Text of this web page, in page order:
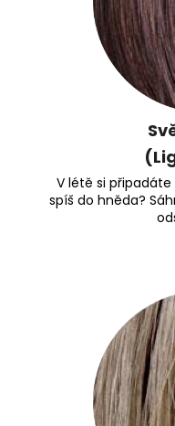
V létě si
spíš do hněda?